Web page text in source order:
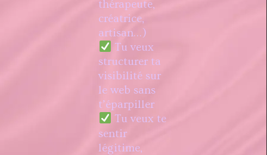
thérapeute,
créatrice,
artisan…)
Tu veux
structurer ta
visibilité sur
le web sans
t’éparpiller
Tu veux te
sentir
légitime,